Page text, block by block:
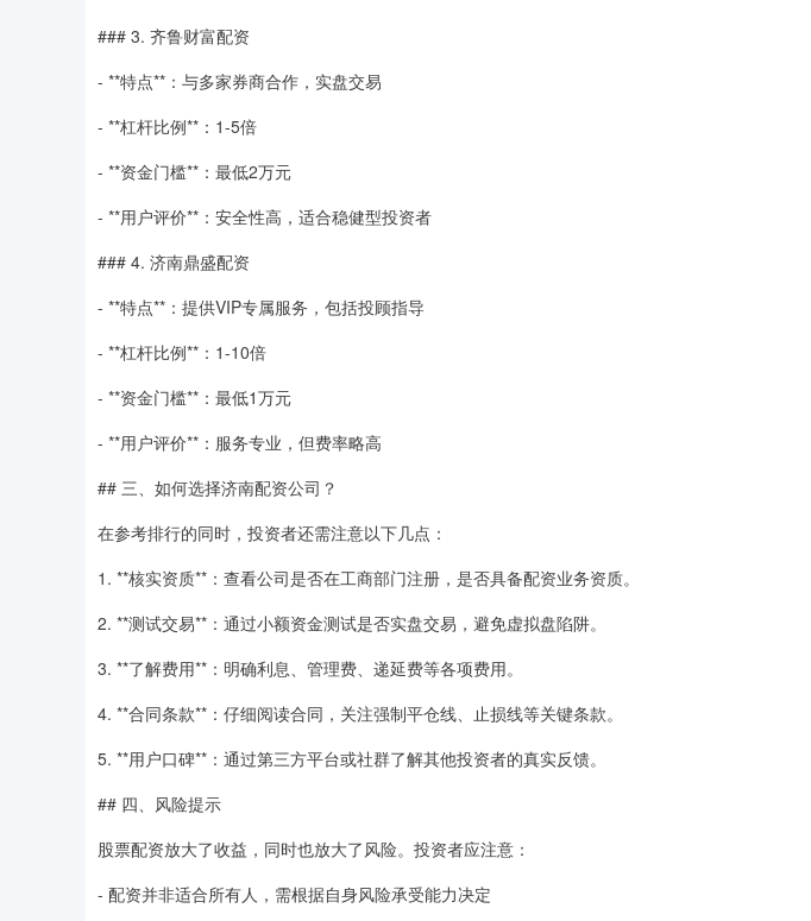
### 3. 齐鲁财富配资
- **特点**：与多家券商合作，实盘交易
- **杠杆比例**：1-5倍
- **资金门槛**：最低2万元
- **用户评价**：安全性高，适合稳健型投资者
### 4. 济南鼎盛配资
- **特点**：提供VIP专属服务，包括投顾指导
- **杠杆比例**：1-10倍
- **资金门槛**：最低1万元
- **用户评价**：服务专业，但费率略高
## 三、如何选择济南配资公司？
在参考排行的同时，投资者还需注意以下几点：
1. **核实资质**：查看公司是否在工商部门注册，是否具备配资业务资质。
2. **测试交易**：通过小额资金测试是否实盘交易，避免虚拟盘陷阱。
3. **了解费用**：明确利息、管理费、递延费等各项费用。
4. **合同条款**：仔细阅读合同，关注强制平仓线、止损线等关键条款。
5. **用户口碑**：通过第三方平台或社群了解其他投资者的真实反馈。
## 四、风险提示
股票配资放大了收益，同时也放大了风险。投资者应注意：
- 配资并非适合所有人，需根据自身风险承受能力决定